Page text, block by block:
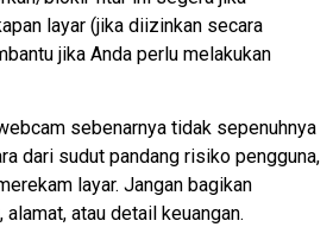
layar (jika diizinkan secara
jika Anda perlu melakukan
sebenarnya tidak sepenuhnya
dari sudut pandang risiko pengguna,
layar. Jangan bagikan
atau detail keuangan.